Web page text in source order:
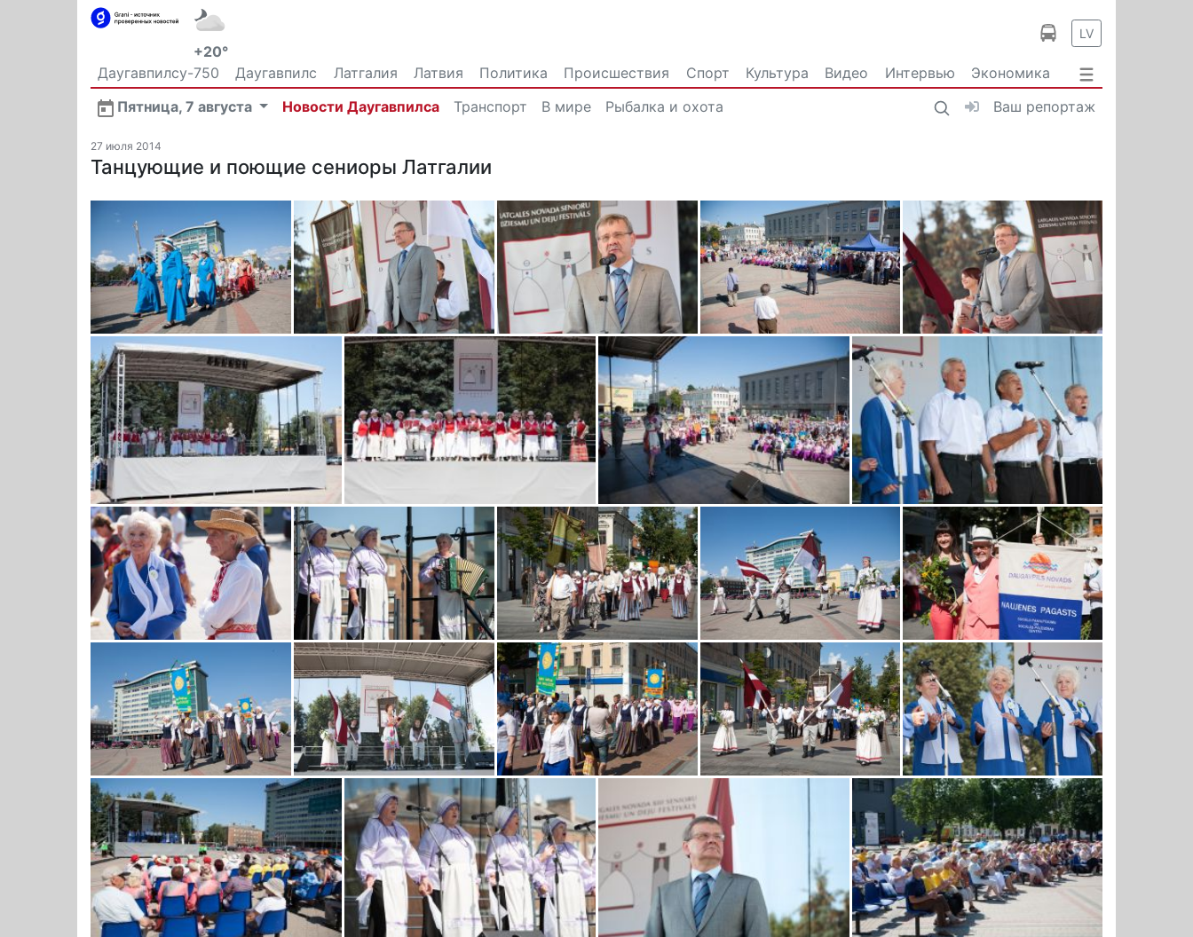
+20°
LV
Даугавпилсу-750 Даугавпилс Латгалия Латвия Политика Происшествия Спорт Культура Видео Интервью
Экономика
Общество
Пятница, 7 августа Новости Даугавпилса Транспорт В мире Рыбалка и охота Ваш репортаж
27 июля 2014
Танцующие и поющие сениоры Латгалии